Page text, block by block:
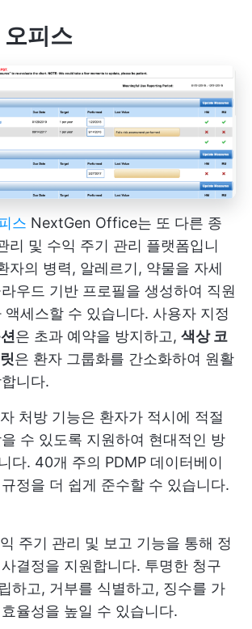
피스
스 NextGen Office는 또 다른 종
리 및 수익 주기 관리 플랫폼입니
자의 병력, 알레르기, 약물을 자세
우드 기반 프로필을 생성하여 직원
액세스할 수 있습니다. 사용자 지정
은 초과 예약을 방지하고, 색상 코
은 환자 그룹화를 간소화하여 원활
니다.
처방 기능은 환자가 적시에 적절
수 있도록 지원하여 현대적인 방
다. 40개 주의 PDMP 데이터베이
정을 더 쉽게 준수할 수 있습니다.
주기 관리 및 보고 기능을 통해 정
결정을 지원합니다. 투명한 청구
하고, 거부를 식별하고, 징수를 가
율성을 높일 수 있습니다.